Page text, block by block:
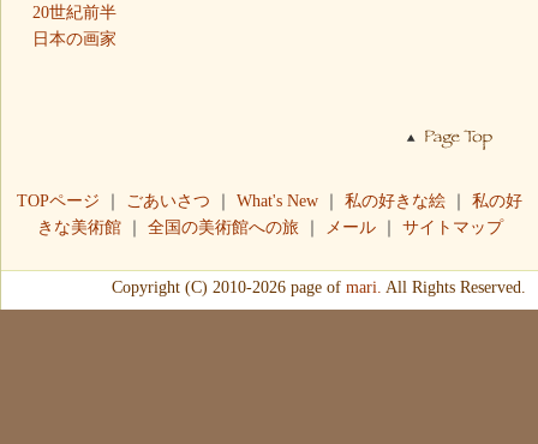
20世紀前半
日本の画家
TOPページ ｜ ごあいさつ ｜ What's New ｜ 私の好きな絵 ｜ 私の好
きな美術館｜ 全国の美術館への旅｜ メール｜ サイトマップ
Copyright (C) 2010-2026 page of mari. All Rights Reserved.